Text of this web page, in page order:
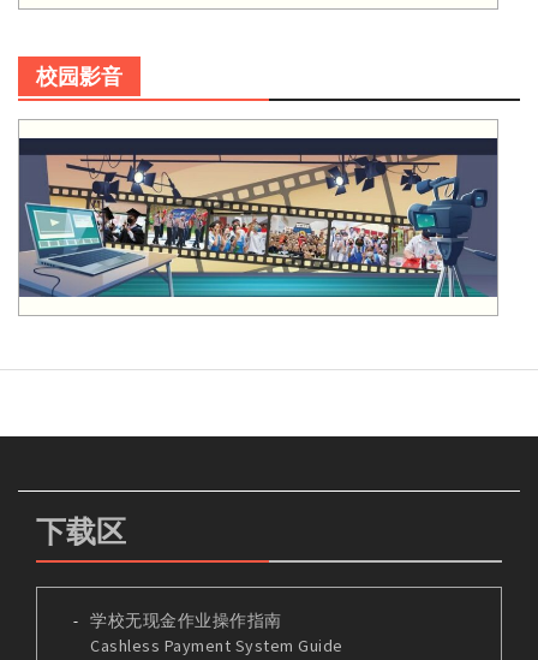
校园影音
下载区
学校无现金作业操作指南
Cashless Payment System Guide